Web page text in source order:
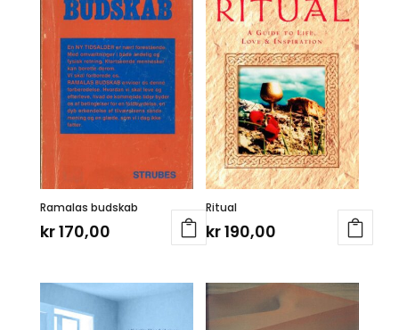
Ramalas budskab
kr170,00
Ritual
kr190,00